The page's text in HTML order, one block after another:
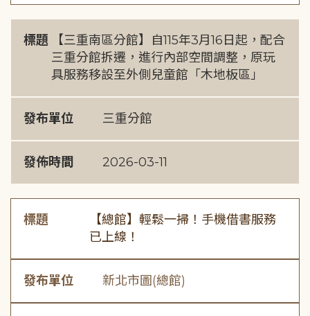
標題
【三重南區分館】自115年3月16日起，配合
三重分館拆遷，進行內部空間調整，原玩
具服務移設至外側兒童館「木地板區」
發布單位 三重分館
發佈時間 2026-03-11
標題
【總館】輕鬆一掃！手機借書服務
已上線！
發布單位 新北市圖(總館)